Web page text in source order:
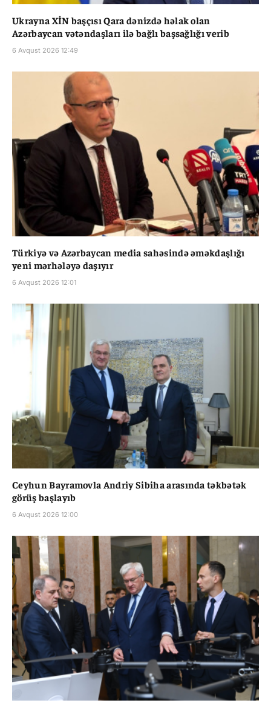
Ukrayna XİN başçısı Qara dənizdə həlak olan
Azərbaycan vətəndaşları ilə bağlı başsağlığı verib
6 Avqust 2026 12:49
Türkiyə və Azərbaycan media sahəsində əməkdaşlığı
yeni mərhələyə daşıyır
6 Avqust 2026 12:01
Ceyhun Bayramovla Andriy Sibiha arasında təkbətək
görüş başlayıb
6 Avqust 2026 12:00